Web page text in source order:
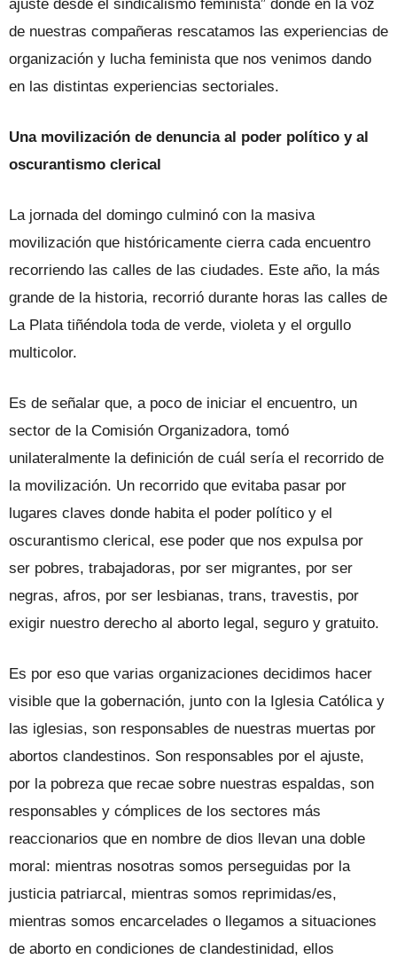
ajuste desde el sindicalismo feminista” donde en la voz
de nuestras compañeras rescatamos las experiencias de
organización y lucha feminista que nos venimos dando
en las distintas experiencias sectoriales.
Una movilización de denuncia al poder político y al
oscurantismo clerical
La jornada del domingo culminó con la masiva
movilización que históricamente cierra cada encuentro
recorriendo las calles de las ciudades. Este año, la más
grande de la historia, recorrió durante horas las calles de
La Plata tiñéndola toda de verde, violeta y el orgullo
multicolor.
Es de señalar que, a poco de iniciar el encuentro, un
sector de la Comisión Organizadora, tomó
unilateralmente la definición de cuál sería el recorrido de
la movilización. Un recorrido que evitaba pasar por
lugares claves donde habita el poder político y el
oscurantismo clerical, ese poder que nos expulsa por
ser pobres, trabajadoras, por ser migrantes, por ser
negras, afros, por ser lesbianas, trans, travestis, por
exigir nuestro derecho al aborto legal, seguro y gratuito.
Es por eso que varias organizaciones decidimos hacer
visible que la gobernación, junto con la Iglesia Católica y
las iglesias, son responsables de nuestras muertas por
abortos clandestinos. Son responsables por el ajuste,
por la pobreza que recae sobre nuestras espaldas, son
responsables y cómplices de los sectores más
reaccionarios que en nombre de dios llevan una doble
moral: mientras nosotras somos perseguidas por la
justicia patriarcal, mientras somos reprimidas/es,
mientras somos encarcelades o llegamos a situaciones
de aborto en condiciones de clandestinidad, ellos